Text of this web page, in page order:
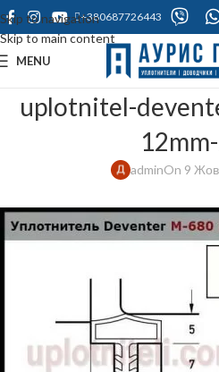
Skip to navigation
Skip to main content
+380687726443
MENU
uplotnitel-
adminOn 9